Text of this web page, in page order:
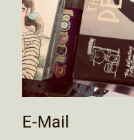
E-Mail